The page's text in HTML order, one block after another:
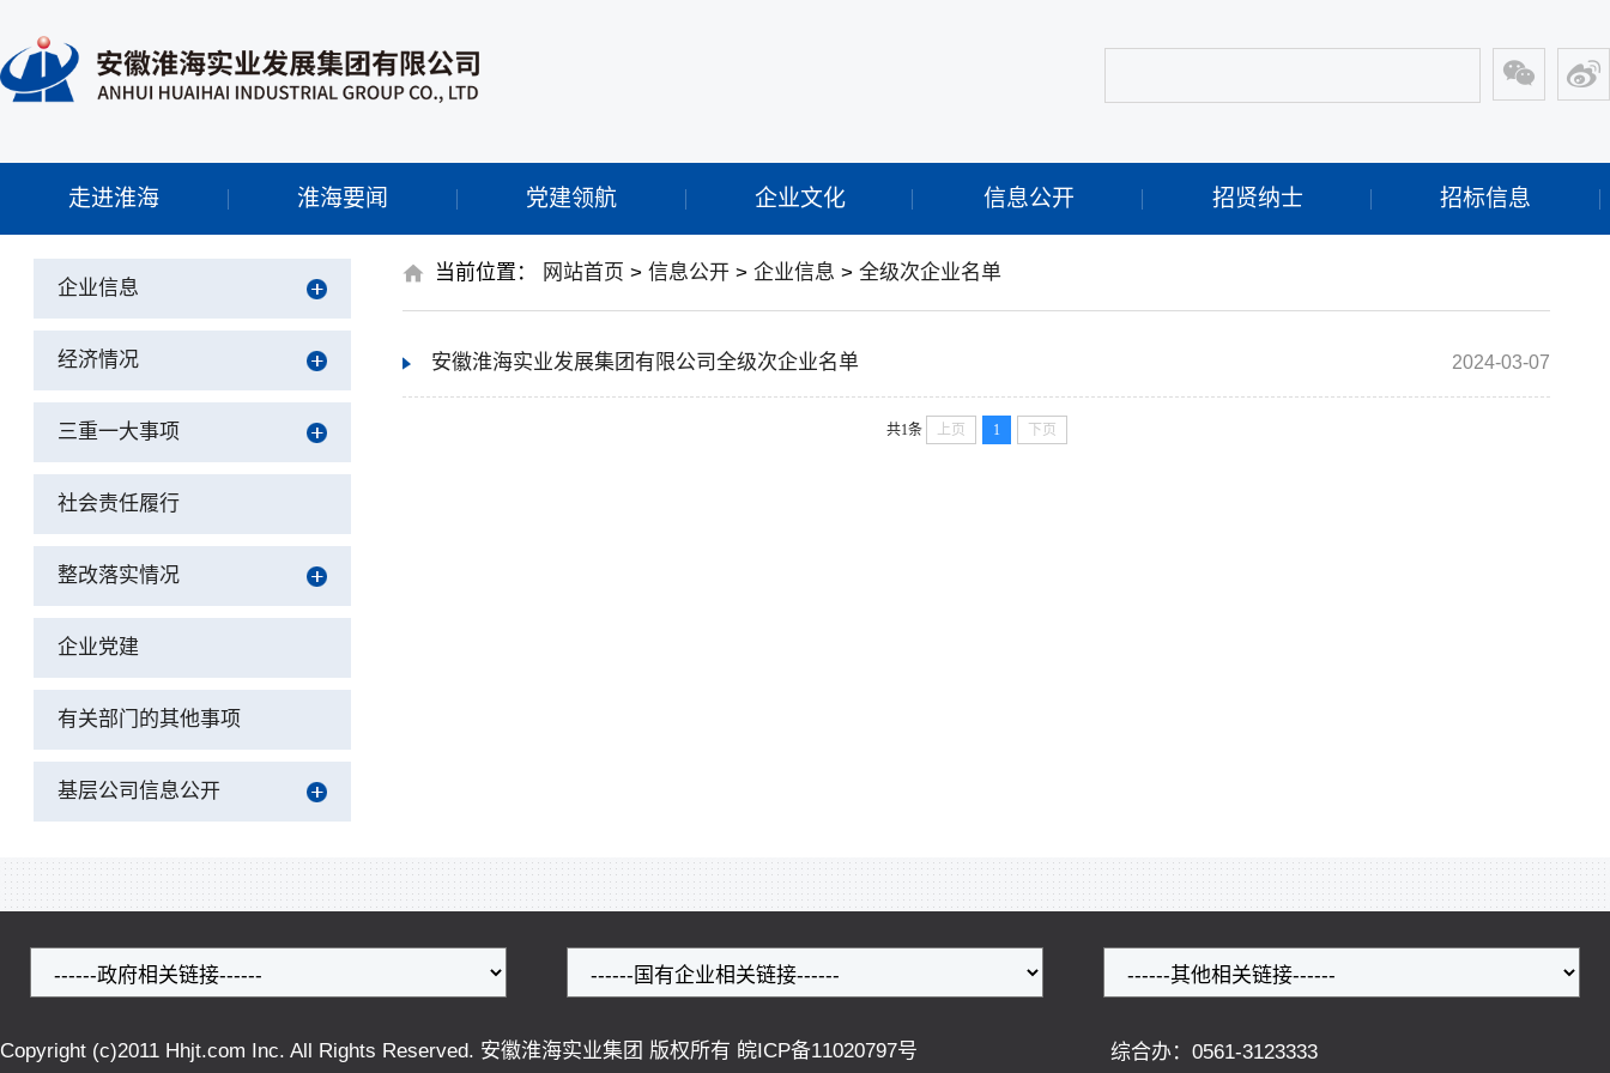
走进淮海 淮海要闻 党建领航 企业文化 信息公开 招贤纳士 招标信息
企业信息
经济情况
三重一大事项
社会责任履行
整改落实情况
企业党建
有关部门的其他事项
基层公司信息公开
当前位置： 网站首页 >信息公开 >企业信息 >全级次企业名单
2024-03-07
安徽淮海实业发展集团有限公司全级次企业名单
共1条 上页 1 下页
Copyright (c)2011 Hhjt.com Inc. All Rights Reserved. 安徽淮海实业集团 版权所有 皖ICP备11020797号 综合办：0561-3123333